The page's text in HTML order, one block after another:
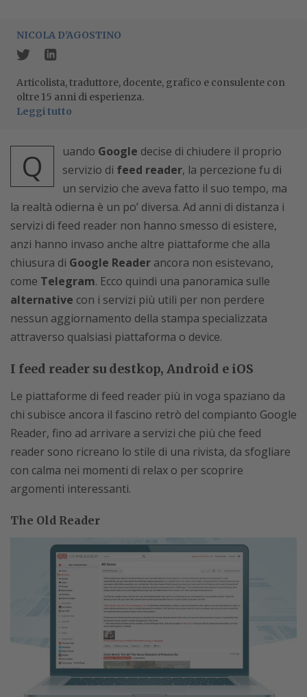
NICOLA D'AGOSTINO
Articolista, traduttore, docente, grafico e consulente con
oltre 15 anni di esperienza.
Leggi tutto
Q uando Google decise di chiudere il proprio
servizio di feed reader, la percezione fu di
un servizio che aveva fatto il suo tempo, ma
la realtà odierna è un po’ diversa. Ad anni di distanza i
servizi di feed reader non hanno smesso di esistere,
anzi hanno invaso anche altre piattaforme che alla
chiusura di Google Reader ancora non esistevano,
come Telegram. Ecco quindi una panoramica sulle
alternative con i servizi più utili per non perdere
nessun aggiornamento della stampa specializzata
attraverso qualsiasi piattaforma o device.
I feed reader su destkop, Android e iOS
Le piattaforme di feed reader più in voga spaziano da
chi subisce ancora il fascino retrò del compianto Google
Reader, fino ad arrivare a servizi che più che feed
reader sono ricreano lo stile di una rivista, da sfogliare
con calma nei momenti di relax o per scoprire
argomenti interessanti.
The Old Reader